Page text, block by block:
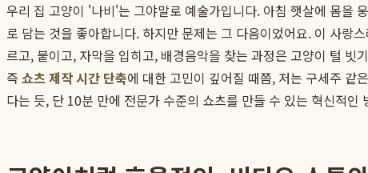
우리 집 고양이 '나비'는 그야말로 예술가입니다. 아침 햇살에 몸을
로 담는 것을 좋아합니다. 하지만 문제는 그 다음이었어요. 이 사랑
르고, 붙이고, 자막을 입히고, 배경음악을 찾는 과정은 고양이 털
즉 쇼츠 제작 시간 단축에 대한 고민이 깊어질 때쯤, 저는 구세주 같
다는 듯, 단 10분 만에 전문가 수준의 쇼츠를 만들 수 있는 혁신적